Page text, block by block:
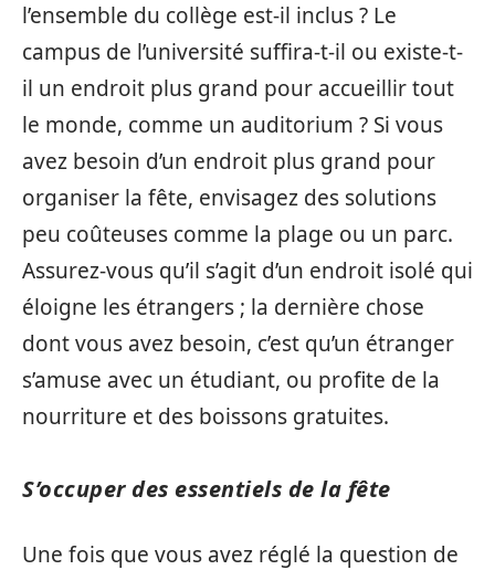
l’ensemble du collège est-il inclus ? Le
campus de l’université suffira-t-il ou existe-t-
il un endroit plus grand pour accueillir tout
le monde, comme un auditorium ? Si vous
avez besoin d’un endroit plus grand pour
organiser la fête, envisagez des solutions
peu coûteuses comme la plage ou un parc.
Assurez-vous qu’il s’agit d’un endroit isolé qui
éloigne les étrangers ; la dernière chose
dont vous avez besoin, c’est qu’un étranger
s’amuse avec un étudiant, ou profite de la
nourriture et des boissons gratuites.
S’occuper des essentiels de la fête
Une fois que vous avez réglé la question de